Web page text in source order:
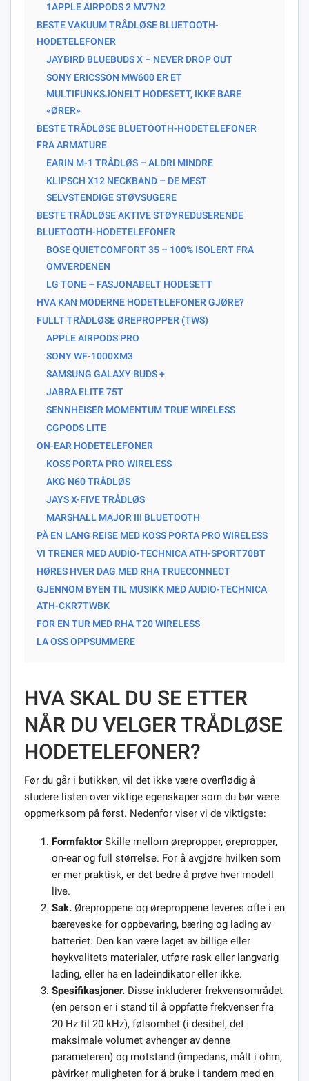
1APPLE AIRPODS 2 MV7N2
BESTE VAKUUM TRÅDLØSE BLUETOOTH-
HODETELEFONER
JAYBIRD BLUEBUDS X – NEVER DROP OUT
SONY ERICSSON MW600 ER ET
MULTIFUNKSJONELT HODESETT, IKKE BARE
«ØRER»
BESTE TRÅDLØSE BLUETOOTH-HODETELEFONER
FRA ARMATURE
EARIN M-1 TRÅDLØS – ALDRI MINDRE
KLIPSCH X12 NECKBAND – DE MEST
SELVSTENDIGE STØVSUGERE
BESTE TRÅDLØSE AKTIVE STØYREDUSERENDE
BLUETOOTH-HODETELEFONER
BOSE QUIETCOMFORT 35 – 100% ISOLERT FRA
OMVERDENEN
LG TONE – FASJONABELT HODESETT
HVA KAN MODERNE HODETELEFONER GJØRE?
FULLT TRÅDLØSE ØREPROPPER (TWS)
APPLE AIRPODS PRO
SONY WF-1000XM3
SAMSUNG GALAXY BUDS +
JABRA ELITE 75T
SENNHEISER MOMENTUM TRUE WIRELESS
CGPODS LITE
ON-EAR HODETELEFONER
KOSS PORTA PRO WIRELESS
AKG N60 TRÅDLØS
JAYS X-FIVE TRÅDLØS
MARSHALL MAJOR III BLUETOOTH
PÅ EN LANG REISE MED KOSS PORTA PRO WIRELESS
VI TRENER MED AUDIO-TECHNICA ATH-SPORT70BT
HØRES HVER DAG MED RHA TRUECONNECT
GJENNOM BYEN TIL MUSIKK MED AUDIO-TECHNICA
ATH-CKR7TWBK
FOR EN TUR MED RHA T20 WIRELESS
LA OSS OPPSUMMERE
HVA SKAL DU SE ETTER
NÅR DU VELGER TRÅDLØSE
HODETELEFONER?
Før du går i butikken, vil det ikke være overflødig å
studere listen over viktige egenskaper som du bør være
oppmerksom på først. Nedenfor viser vi de viktigste:
FormfaktorSkille mellom ørepropper, ørepropper,
on-ear og full størrelse. For å avgjøre hvilken som
er mer praktisk, er det bedre å prøve hver modell
live.
Sak. Øreproppene og øreproppene leveres ofte i en
bæreveske for oppbevaring, bæring og lading av
batteriet. Den kan være laget av billige eller
høykvalitets materialer, utføre rask eller langvarig
lading, eller ha en ladeindikator eller ikke.
Spesifikasjoner. Disse inkluderer frekvensområdet
(en person er i stand til å oppfatte frekvenser fra
20 Hz til 20 kHz), følsomhet (i desibel, det
maksimale volumet avhenger av denne
parameteren) og motstand (impedans, målt i ohm,
påvirker muligheten for å bruke i tandem med en